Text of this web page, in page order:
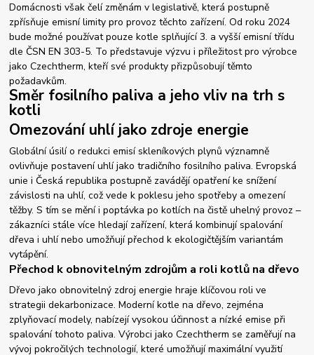
Domácnosti však čelí změnám v legislativě, která postupně
zpřísňuje emisní limity pro provoz těchto zařízení. Od roku 2024
bude možné používat pouze kotle splňující 3. a vyšší emisní třídu
dle ČSN EN 303-5. To představuje výzvu i příležitost pro výrobce
jako Czechtherm, kteří své produkty přizpůsobují těmto
požadavkům.
Směr fosilního paliva a jeho vliv na trh s
kotli
Omezování uhlí jako zdroje energie
Globální úsilí o redukci emisí skleníkových plynů významně
ovlivňuje postavení uhlí jako tradičního fosilního paliva. Evropská
unie i Česká republika postupně zavádějí opatření ke snížení
závislosti na uhlí, což vede k poklesu jeho spotřeby a omezení
těžby. S tím se mění i poptávka po kotlích na čistě uhelný provoz –
zákazníci stále více hledají zařízení, která kombinují spalování
dřeva i uhlí nebo umožňují přechod k ekologičtějším variantám
vytápění.
Přechod k obnovitelným zdrojům a roli kotlů na dřevo
Dřevo jako obnovitelný zdroj energie hraje klíčovou roli ve
strategii dekarbonizace. Moderní kotle na dřevo, zejména
zplyňovací modely, nabízejí vysokou účinnost a nízké emise při
spalování tohoto paliva. Výrobci jako Czechtherm se zaměřují na
vývoj pokročilých technologií, které umožňují maximální využití